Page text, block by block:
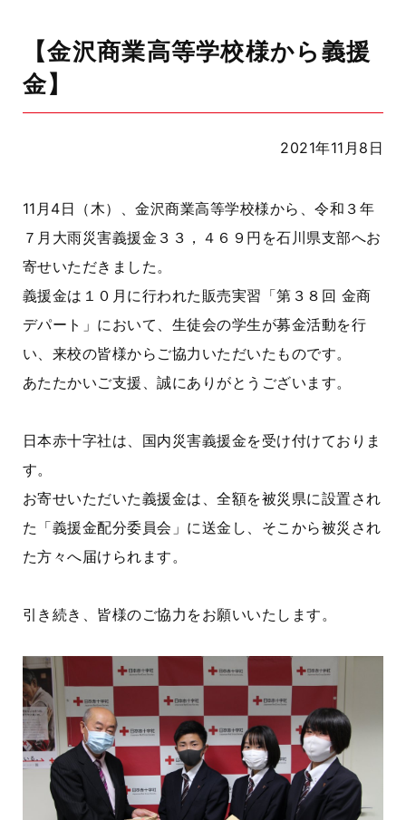
【金沢商業高等学校様から義援
金】
2021年11月8日
11月4日（木）、金沢商業高等学校様から、令和３年
７月大雨災害義援金３３，４６９円を石川県支部へお
寄せいただきました。
義援金は１０月に行われた販売実習「第３８回 金商
デパート」において、生徒会の学生が募金活動を行
い、来校の皆様からご協力いただいたものです。
あたたかいご支援、誠にありがとうございます。
日本赤十字社は、国内災害義援金を受け付けておりま
す。
お寄せいただいた義援金は、全額を被災県に設置され
た「義援金配分委員会」に送金し、そこから被災され
た方々へ届けられます。
引き続き、皆様のご協力をお願いいたします。